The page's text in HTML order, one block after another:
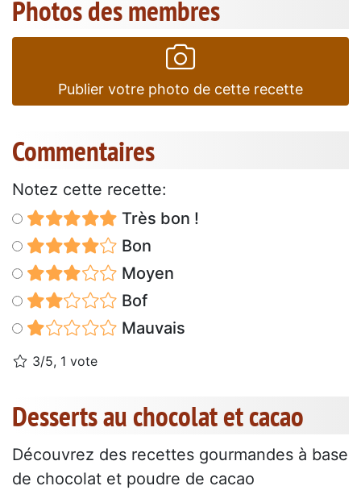
Photos des membres
Publier votre photo de cette recette
Commentaires
Notez cette recette:
Très bon !
Bon
Moyen
Bof
Mauvais
3/5, 1 vote
Desserts au chocolat et cacao
Découvrez des recettes gourmandes à base
de chocolat et poudre de cacao